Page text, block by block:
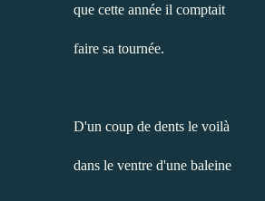
que cette année il comptait
faire sa tournée.
D'un coup de dents le voilà
dans le ventre d'une baleine